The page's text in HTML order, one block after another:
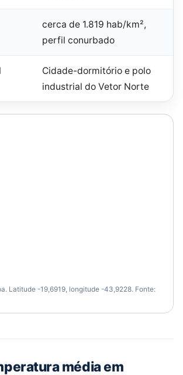
cerca de 1.819 hab/km²,
perfil conurbado
Cidade-dormitório e polo
industrial do Vetor Norte
Latitude -19,6919, longitude -43,9228. Fonte:
média em